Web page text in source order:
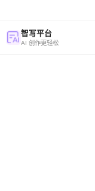
智写平台
AI 创作更轻松